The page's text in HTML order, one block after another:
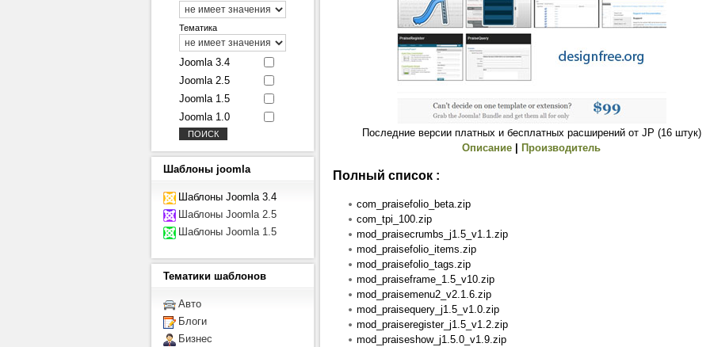
Последние версии платных и бесплатных расширений от JP (16 штук)
Описание
Производитель
Полный список :
com_praisefolio_beta.zip
com_tpi_100.zip
mod_praisecrumbs_j1.5_v1.1.zip
mod_praisefolio_items.zip
mod_praisefolio_tags.zip
mod_praiseframe_1.5_v10.zip
mod_praisemenu2_v2.1.6.zip
mod_praisequery_j1.5_v1.0.zip
mod_praiseregister_j1.5_v1.2.zip
mod_praiseshow_j1.5.0_v1.9.zip
Тематика
Joomla 3.4
Joomla 2.5
Joomla 1.5
Joomla 1.0
Шаблоны joomla
Шаблоны Joomla 3.4
Шаблоны Joomla 2.5
Шаблоны Joomla 1.5
Тематики шаблонов
Авто
Блоги
Бизнес